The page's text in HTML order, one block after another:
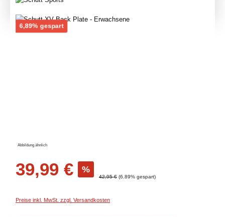
Bildergalerie überspringen
6,89% gespartRabatt
Abbildung ähnlich
39,99 € %
Regulärer Preis:
42,95 € (6.89% gespart)
Preise inkl. MwSt. zzgl. Versandkosten